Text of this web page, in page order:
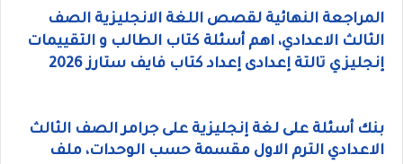
المراجعة النهائية لقصص اللغة الانجليزية الصف
الثالث الاعدادي، اهم أسئلة كتاب الطالب و التقييمات
إنجليزي تالتة إعدادى إعداد كتاب فايف ستارز 2026
بنك أسئلة على لغة إنجليزية على جرامر الصف الثالث
الاعدادي الترم الاول مقسمة حسب الوحدات، ملف